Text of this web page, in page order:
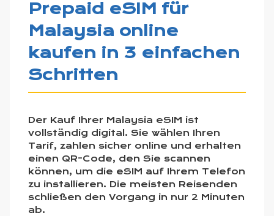
Prepaid eSIM für
Malaysia online
kaufen in 3 einfachen
Schritten
Der Kauf Ihrer Malaysia eSIM ist
vollständig digital. Sie wählen Ihren
Tarif, zahlen sicher online und erhalten
einen QR-Code, den Sie scannen
können, um die eSIM auf Ihrem Telefon
zu installieren. Die meisten Reisenden
schließen den Vorgang in nur 2 Minuten
ab.